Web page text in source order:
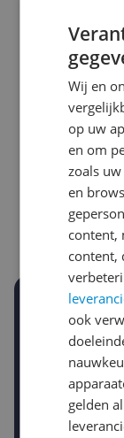
Laagste prijs
€ 24,95
Stel een
Krijg een
Jouw e-
Gewenste
Wij en
op uw
en om
zoals
en
content,
content,
ook
gelden